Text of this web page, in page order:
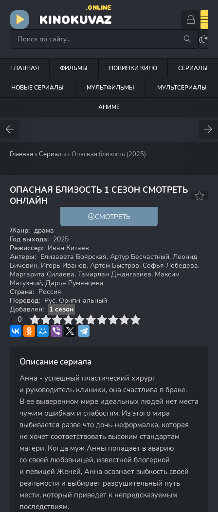
KINOKUVAZ
.ONLINE
ГЛАВНАЯ ФИЛЬМЫ НОВИНКИ КИНО СЕРИАЛЫ
НОВЫЕ СЕРИАЛЫ МУЛЬТФИЛЬМЫ МУЛЬТСЕРИАЛЫ
АНИМЕ
Главная » Сериалы » Опасная близость (2025)
ОПАСНАЯ БЛИЗОСТЬ 1 СЕЗОН СМОТРЕТЬ
ОНЛАЙН
СМОТРЕТЬ
Жанр: драма
Год выхода: 2025
Режиссер: Иван Китаев
Актеры: Елизавета Боярская, Артур Бесчастный, Леонид
Бичевин, Игорь Иванов, Артём Быстров, Софья Лебедева,
Маргарита Силаева, Тамирлан Джангазиев, Максим
Матузный, Дарья Румянцева
Страна: Россия
Перевод: Рус. Оригинальный
Добавлен:
1 сезон
0
4 6 7 8 9 10
Описание сериала
Анна - успешный пластический хирург
и руководитель клиники, она счастлива в браке.
В ее выверенном мире идеальных людей нет места
чужим ошибкам и слабостям. Из этого мира
выбивается разве что дочь-неформалка, которая
не хочет соответствовать высоким стандартам
матери. Когда муж Анны попадает в аварию
со своей любовницей, известной блогеркой
и певицей Женей, Анна осознает зыбкость своей
реальности и выбирает разрушительный путь
мести, который приведет к непредсказуемым
последствиям.